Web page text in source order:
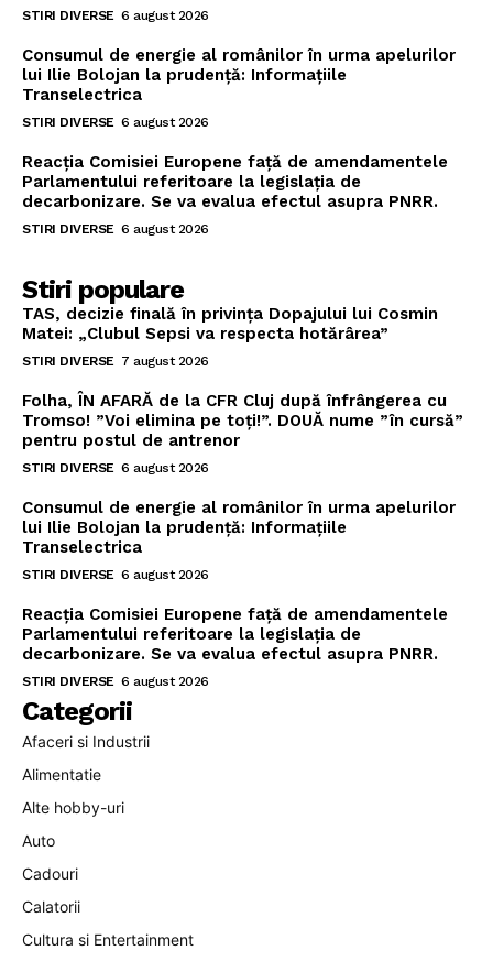
STIRI DIVERSE 6 august 2026
Consumul de energie al românilor în urma apelurilor
lui Ilie Bolojan la prudență: Informațiile
Transelectrica
STIRI DIVERSE 6 august 2026
Reacția Comisiei Europene față de amendamentele
Parlamentului referitoare la legislația de
decarbonizare. Se va evalua efectul asupra PNRR.
STIRI DIVERSE 6 august 2026
Stiri populare
TAS, decizie finală în privința Dopajului lui Cosmin
Matei: „Clubul Sepsi va respecta hotărârea”
STIRI DIVERSE 7 august 2026
Folha, ÎN AFARĂ de la CFR Cluj după înfrângerea cu
Tromso! ”Voi elimina pe toți!”. DOUĂ nume ”în cursă”
pentru postul de antrenor
STIRI DIVERSE 6 august 2026
Consumul de energie al românilor în urma apelurilor
lui Ilie Bolojan la prudență: Informațiile
Transelectrica
STIRI DIVERSE 6 august 2026
Reacția Comisiei Europene față de amendamentele
Parlamentului referitoare la legislația de
decarbonizare. Se va evalua efectul asupra PNRR.
STIRI DIVERSE 6 august 2026
Categorii
Afaceri si Industrii
Alimentatie
Alte hobby-uri
Auto
Cadouri
Calatorii
Cultura si Entertainment